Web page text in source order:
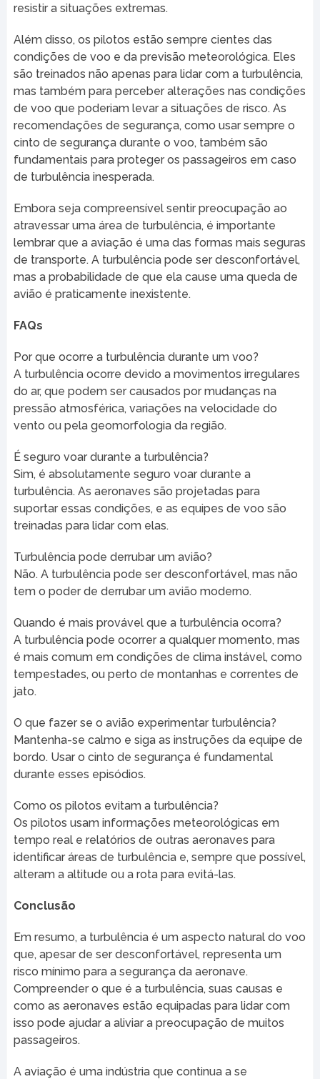
resistir a situações extremas.
Além disso, os pilotos estão sempre cientes das
condições de voo e da previsão meteorológica. Eles
são treinados não apenas para lidar com a turbulência,
mas também para perceber alterações nas condições
de voo que poderiam levar a situações de risco. As
recomendações de segurança, como usar sempre o
cinto de segurança durante o voo, também são
fundamentais para proteger os passageiros em caso
de turbulência inesperada.
Embora seja compreensível sentir preocupação ao
atravessar uma área de turbulência, é importante
lembrar que a aviação é uma das formas mais seguras
de transporte. A turbulência pode ser desconfortável,
mas a probabilidade de que ela cause uma queda de
avião é praticamente inexistente.
FAQs
Por que ocorre a turbulência durante um voo?
A turbulência ocorre devido a movimentos irregulares
do ar, que podem ser causados por mudanças na
pressão atmosférica, variações na velocidade do
vento ou pela geomorfologia da região.
É seguro voar durante a turbulência?
Sim, é absolutamente seguro voar durante a
turbulência. As aeronaves são projetadas para
suportar essas condições, e as equipes de voo são
treinadas para lidar com elas.
Turbulência pode derrubar um avião?
Não. A turbulência pode ser desconfortável, mas não
tem o poder de derrubar um avião moderno.
Quando é mais provável que a turbulência ocorra?
A turbulência pode ocorrer a qualquer momento, mas
é mais comum em condições de clima instável, como
tempestades, ou perto de montanhas e correntes de
jato.
O que fazer se o avião experimentar turbulência?
Mantenha-se calmo e siga as instruções da equipe de
bordo. Usar o cinto de segurança é fundamental
durante esses episódios.
Como os pilotos evitam a turbulência?
Os pilotos usam informações meteorológicas em
tempo real e relatórios de outras aeronaves para
identificar áreas de turbulência e, sempre que possível,
alteram a altitude ou a rota para evitá-las.
Conclusão
Em resumo, a turbulência é um aspecto natural do voo
que, apesar de ser desconfortável, representa um
risco mínimo para a segurança da aeronave.
Compreender o que é a turbulência, suas causas e
como as aeronaves estão equipadas para lidar com
isso pode ajudar a aliviar a preocupação de muitos
passageiros.
A aviação é uma indústria que continua a se